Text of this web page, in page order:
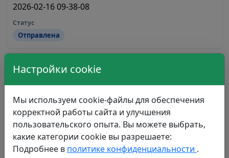
2026-02-16 09-38-08
Отправлена
87e15bbd-0b12-48fe-ff3a-08de317419d9
Управление по воспитательной работе и
молодежной политике
2025-12-02 10-26-25
Настройки cookie
Мы используем cookie-файлы для обеспечения
корректной работы сайта и улучшения
пользовательского опыта. Вы можете выбрать,
какие категории cookie вы разрешаете:
Подробнее в политике конфиденциальности .